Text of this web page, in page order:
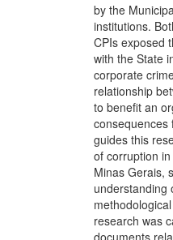
by the
institutions.
CPIs exposed
with the State
corporate
relationship
to benefit an
consequences
guides this
of corruption
Minas Gerais,
understanding
research was
documents